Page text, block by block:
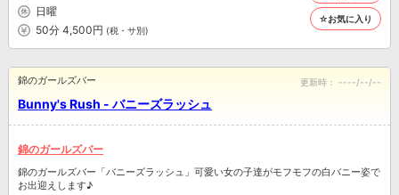
日曜
50分 4,500円 (税・サ別)
☆お気に入り
Bunny's Rush - バニーズラッシュ
錦のガールズバー 更新時： ----/--/--
錦のガールズバー
錦のガールズバー「バニーズラッシュ」可愛い女の子達がモフモフの白バニー姿で
お出迎えします♪